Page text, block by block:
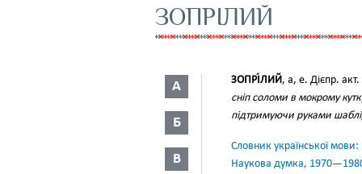
ЗОПРІЛИЙ
А
Б
В
ЗОПРІ́ЛИЙ, а, е. Дієпр.
сніп соломи в мокрому
підтримуючи руками шаблі,
Словник української
Наукова думка,